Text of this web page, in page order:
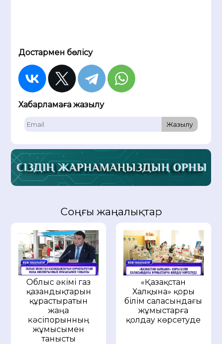
Достармен бөлісу
Хабарламаға жазылу
Жазылу
Соңғы жаңалықтар
Облыс әкімі газ
қазандықтарын
құрастыратын
жаңа
кәсіпорынның
жұмысымен
танысты
«Қазақстан
Халқына» қоры
білім саласындағы
жұмыстарға
қолдау көрсетуде